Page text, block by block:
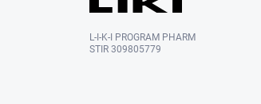
L-I-K-I PROGRAM PHARM
STIR 309805779